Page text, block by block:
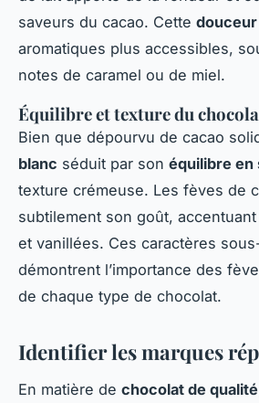
saveurs du cacao. Cette douceur
aromatiques plus accessibles,
notes de caramel ou de miel.
Équilibre et texture du
Bien que dépourvu de cacao
blanc séduit par son équilibre en
texture crémeuse. Les fèves de
subtilement son goût,
et vanillées. Ces caractères
démontrent l’importance des
de chaque type de chocolat.
Identifier les marques
En matière de chocolat de qualité